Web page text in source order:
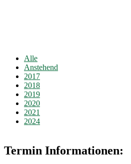
Alle
Anstehend
2017
2018
2019
2020
2021
2024
Termin Informationen: